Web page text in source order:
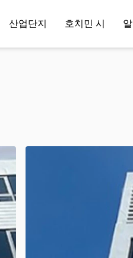
산업단지 호치민 시